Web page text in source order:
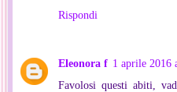
Rispondi
Eleonora f 1 aprile 2016
Favolosi questi abiti,